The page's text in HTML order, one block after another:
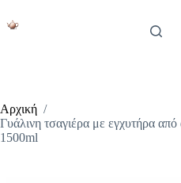
στο
Αρχική /
Γυάλινη τσαγιέρα με εγχυτήρα
1500ml